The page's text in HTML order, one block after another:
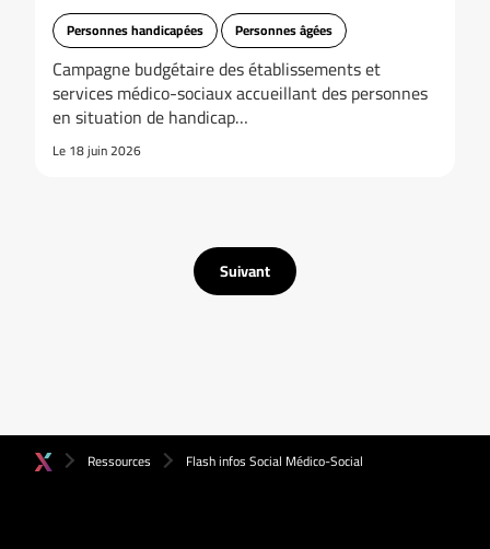
Personnes handicapées Personnes âgées
Campagne budgétaire des établissements et
services médico-sociaux accueillant des personnes
en situation de handicap…
Le 18 juin 2026
Suivant
Ressources Flash infos Social Médico-Social